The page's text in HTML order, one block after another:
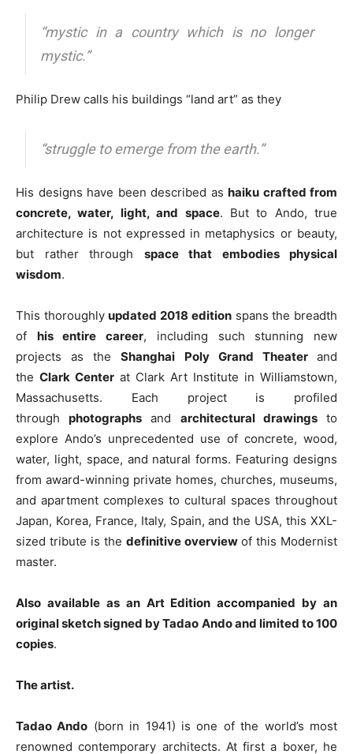
“mystic in a country which is no longer
mystic.”
Philip Drew calls his buildings “land art” as they
“struggle to emerge from the earth.”
His designs have been described as haiku crafted from
concrete, water, light, and space. But to Ando, true
architecture is not expressed in metaphysics or beauty,
but rather through space that embodies physical
wisdom.
This thoroughlyupdated 2018 editionspans the breadth
of his entire career, including such stunning new
projects as theShanghai Poly Grand Theaterand
the Clark Center at Clark Art Institute in Williamstown,
Massachusetts. Each project is profiled
through photographsand architectural drawingsto
explore Ando’s unprecedented use of concrete, wood,
water, light, space, and natural forms. Featuring designs
from award-winning private homes, churches, museums,
and apartment complexes to cultural spaces throughout
Japan, Korea, France, Italy, Spain, and the USA, this XXL-
sized tribute is the definitive overview of this Modernist
master.
Also available as an Art Edition accompanied by an
original sketch signed by Tadao Ando and limited to 100
copies.
The artist.
Tadao Ando (born in 1941) is one of the world’s most
renowned contemporary architects. At first a boxer, he